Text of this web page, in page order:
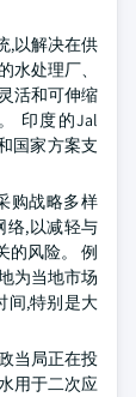
,以解决在供
水处理厂、
活和可伸缩
印度的Jal
国家方案支
购战略多样
络,以减轻与
的风险。 例
为当地市场
间,特别是大
当局正在投
用于二次应